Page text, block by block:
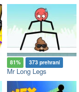
81% 373 prehraní
Mr Long Legs